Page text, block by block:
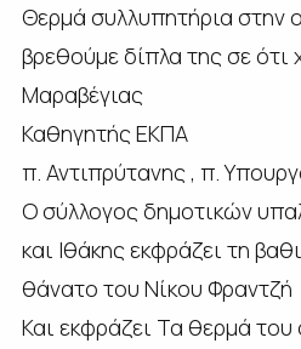
Θερμά συλλυπητήρια στην
βρεθούμε δίπλα της σε
Μαραβέγιας
Καθηγητής ΕΚΠΑ
π. Αντιπρύτανης , π.
Ο σύλλογος δημοτικών
και Ιθάκης εκφράζει τη
θάνατο του Νίκου Φραντζή
Και εκφράζει Τα θερμά